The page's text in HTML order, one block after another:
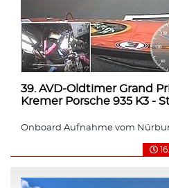
39. AVD-Oldtimer Grand
Kremer Porsche 935 K3 -
Onboard Aufnahme vom